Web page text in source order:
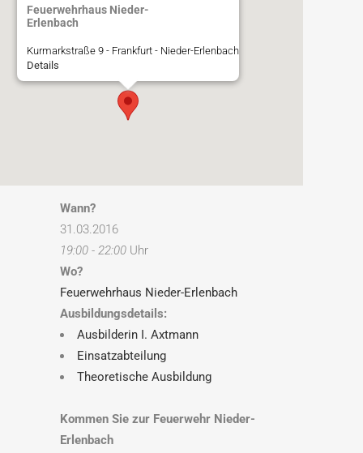
Feuerwehrhaus Nieder-
Erlenbach
Kurmarkstraße 9 - Frankfurt - Nieder-Erlenbach
Details
Wann?
31.03.2016
19:00 - 22:00 Uhr
Wo?
Feuerwehrhaus Nieder-Erlenbach
Ausbildungsdetails:
Ausbilderin I. Axtmann
Einsatzabteilung
Theoretische Ausbildung
Kommen Sie zur Feuerwehr Nieder-
Erlenbach